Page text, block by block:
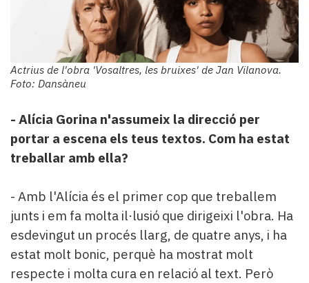
Actrius de l'obra 'Vosaltres, les bruixes' de Jan Vilanova.
Foto: Dansàneu
- Alícia Gorina n'assumeix la direcció per
portar a escena els teus textos. Com ha estat
treballar amb ella?
- Amb l'Alícia és el primer cop que treballem
junts i em fa molta il·lusió que dirigeixi l'obra. Ha
esdevingut un procés llarg, de quatre anys, i ha
estat molt bonic, perquè ha mostrat molt
respecte i molta cura en relació al text. Però